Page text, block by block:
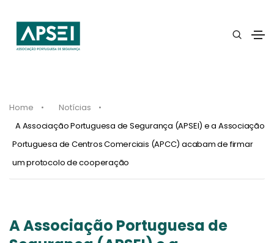
Home
Notícias
A Associação Portuguesa de Segurança (APSEI) e a Associação
Portuguesa de Centros Comerciais (APCC) acabam de firmar
um protocolo de cooperação
A Associação Portuguesa de